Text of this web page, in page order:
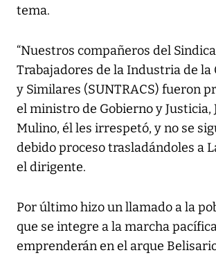
tema.
“Nuestros compañeros del
Trabajadores de la Industria de la
y Similares (SUNTRACS) fueron
el ministro de Gobierno y Justicia,
Mulino, él les irrespetó, y no se
debido proceso trasladándoles a
el dirigente.
Por último hizo un llamado a la
que se integre a la marcha
emprenderán en el arque